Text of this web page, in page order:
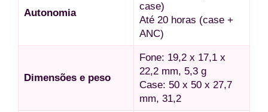
Autonomia
case)
Até 20 horas (case +
ANC)
Dimensões e peso
Fone: 19,2 x 17,1 x
22,2 mm, 5,3 g
Case: 50 x 50 x 27,7
mm, 31,2